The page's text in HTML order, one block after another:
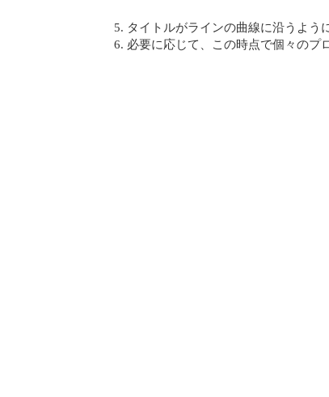
タイトルがラインの曲線に沿うよう
必要に応じて、この時点で個々のプ